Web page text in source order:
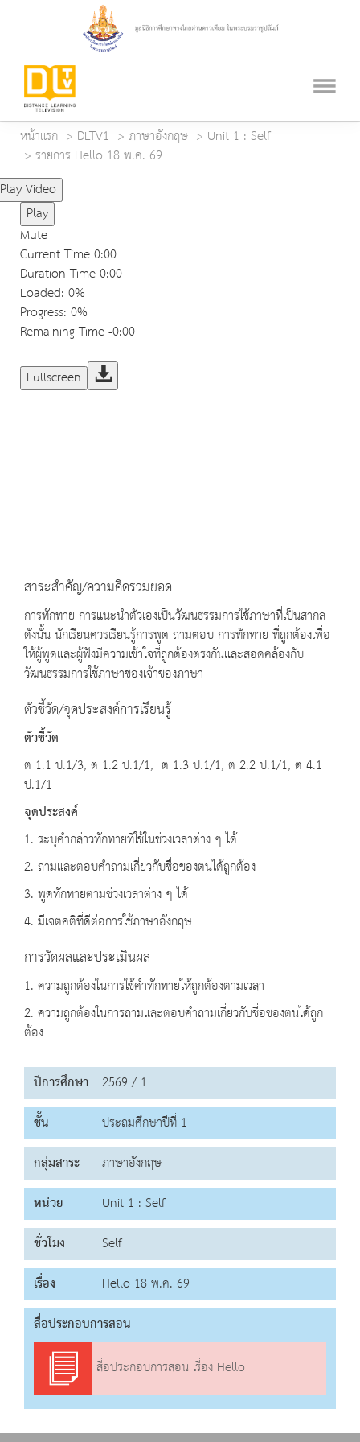
หน้าแรก DLTV1 ภาษาอังกฤษ
Unit 1 : Self
รายการ Hello 18 พ.ค. 69
Play Video
Play
Mute
Current Time0:00
Duration Time0:00
Loaded: 0%
Progress: 0%
Remaining Time-0:00
Fullscreen
สาระสำคัญ/ความคิดรวมยอด
การทักทาย การแนะนำตัวเองเป็นวัฒนธรรมการใช้ภาษาที่เป็นสากล
ดังนั้น นักเรียนควรเรียนรู้การพูด ถามตอบ การทักทาย ที่ถูกต้องเพื่อ
ให้ผู้พูดและผู้ฟังมีความเข้าใจที่ถูกต้องตรงกันและสอดคล้องกับ
วัฒนธรรมการใช้ภาษาของเจ้าของภาษา
ตัวชี้วัด/จุดประสงค์การเรียนรู้
ตัวชี้วัด
ต 1.1 ป.1/3, ต 1.2 ป.1/1, ต 1.3 ป.1/1, ต 2.2 ป.1/1, ต 4.1
ป.1/1
จุดประสงค์
1. ระบุคำกล่าวทักทายที่ใช้ในช่วงเวลาต่าง ๆ ได้
2. ถามและตอบคำถามเกี่ยวกับชื่อของตนได้ถูกต้อง
3. พูดทักทายตามช่วงเวลาต่าง ๆ ได้
4. มีเจตคติที่ดีต่อการใช้ภาษาอังกฤษ
การวัดผลและประเมินผล
1. ความถูกต้องในการใช้คำทักทายให้ถูกต้องตามเวลา
2. ความถูกต้องในการถามและตอบคำถามเกี่ยวกับชื่อของตนได้ถูก
ต้อง
ปีการศึกษา 2569 / 1
ชั้น
ประถมศึกษาปีที่ 1
กลุ่มสาระ
ภาษาอังกฤษ
หน่วย
Unit 1 : Self
ชั่วโมง
Self
เรื่อง
Hello 18 พ.ค. 69
สื่อประกอบการสอน
สื่อประกอบการสอน เรื่อง Hello